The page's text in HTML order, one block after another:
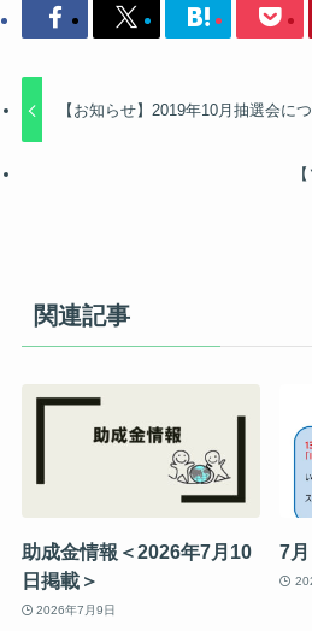
【お知らせ】2019年10月抽選会に
関連記事
助成金情報＜2026年7月10
日掲載＞
2026年7月9日
7